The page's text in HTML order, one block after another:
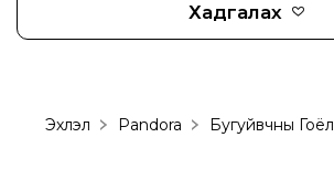
Хадгалах
Эхлэл Pandora Бугуйвчны Гоёл